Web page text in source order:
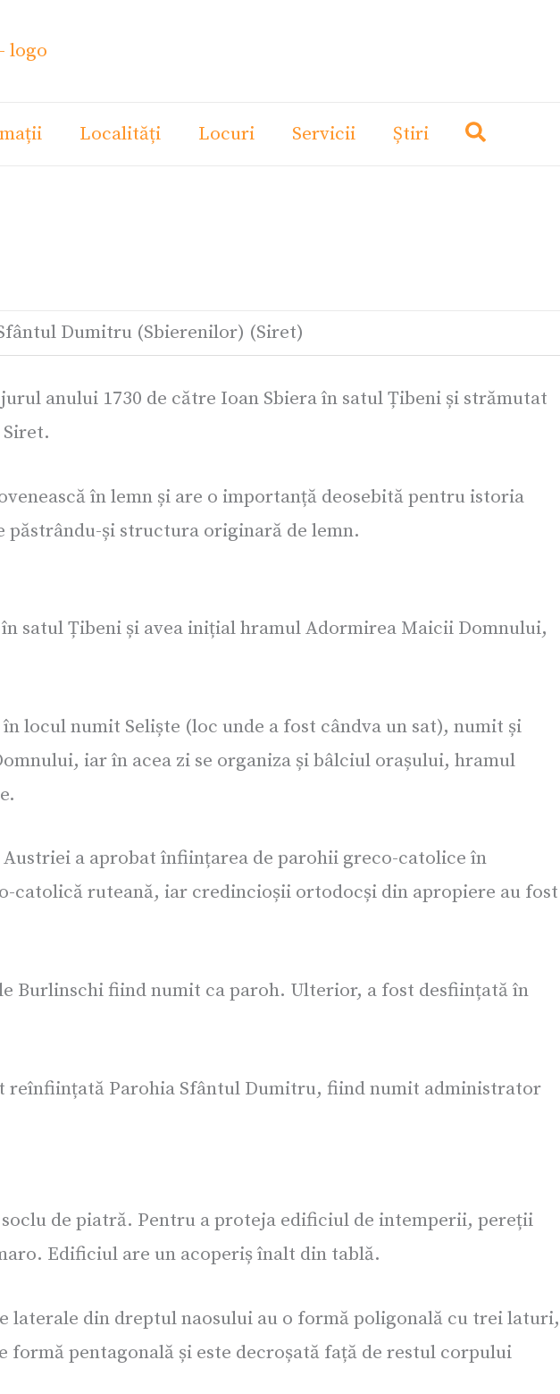
Localități Locuri Servicii Știri
Dumitru (Sbierenilor) (Siret)
anului 1730 de către Ioan Sbiera în satul Țibeni și strămutat
în lemn și are o importanță deosebită pentru istoria
și structura originară de lemn.
satul Țibeni și avea inițial hramul Adormirea Maicii Domnului,
locul numit Seliște (loc unde a fost cândva un sat), numit și
iar în acea zi se organiza și bâlciul orașului, hramul
a aprobat înființarea de parohii greco-catolice în
catolică ruteană, iar credincioșii ortodocși din apropiere au fost
Burlinschi fiind numit ca paroh. Ulterior, a fost desființată în
reînființată Parohia Sfântul Dumitru, fiind numit administrator
de piatră. Pentru a proteja edificiul de intemperii, pereții
Edificiul are un acoperiș înalt din tablă.
din dreptul naosului au o formă poligonală cu trei laturi,
pentagonală și este decroșată față de restul corpului